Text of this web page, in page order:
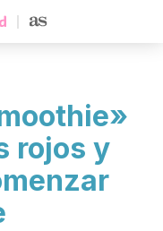
rojos y